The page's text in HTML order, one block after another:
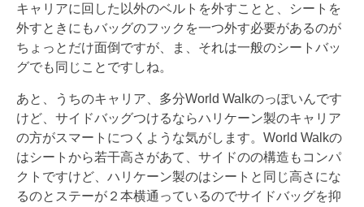
キャリアに回した以外のベルトを外すことと、シートを
外すときにもバッグのフックを一つ外す必要があるのが
ちょっとだけ面倒ですが、ま、それは一般のシートバッ
グでも同じことですしね。
あと、うちのキャリア、多分World Walkのっぽいんです
けど、サイドバッグつけるならハリケーン製のキャリア
の方がスマートにつくような気がします。World Walkの
はシートから若干高さがあて、サイドのの構造もコンパ
クトですけど、ハリケーン製のはシートと同じ高さにな
るのとステーが２本横通っているのでサイドバッグを抑